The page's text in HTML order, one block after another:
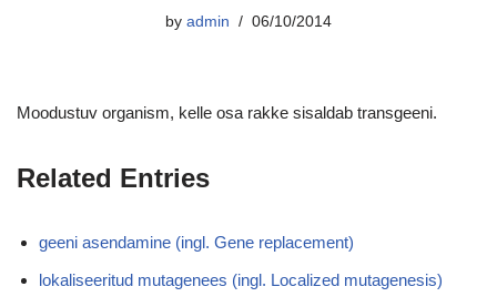
by admin 06/10/2014
Moodustuv organism, kelle osa rakke sisaldab transgeeni.
Related Entries
geeni asendamine (ingl. Gene replacement)
lokaliseeritud mutagenees (ingl. Localized mutagenesis)